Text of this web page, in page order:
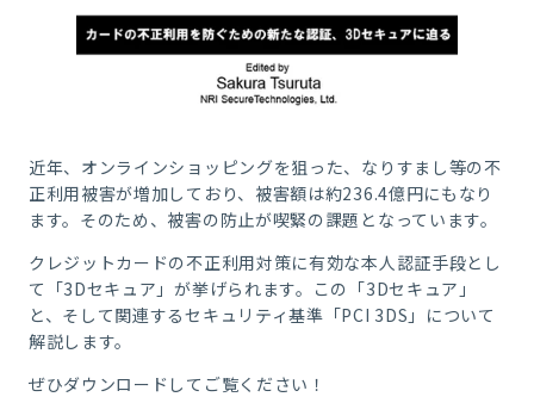
近年、オンラインショッピングを狙った、なりすまし等の不
正利用被害が増加しており、被害額は約236.4億円にもなり
ます。そのため、被害の防止が喫緊の課題となっています。
クレジットカードの不正利用対策に有効な本人認証手段とし
て「3Dセキュア」が挙げられます。この「3Dセキュア」
と、そして関連するセキュリティ基準「PCI 3DS」について
解説します。
ぜひダウンロードしてご覧ください！